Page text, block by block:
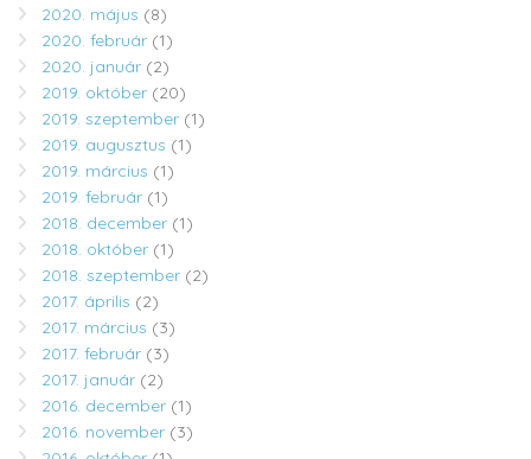
2020. május (8)
2020. február (1)
2020. január (2)
2019. október (20)
2019. szeptember (1)
2019. augusztus (1)
2019. március (1)
2019. február (1)
2018. december (1)
2018. október (1)
2018. szeptember (2)
2017. április (2)
2017. március (3)
2017. február (3)
2017. január (2)
2016. december (1)
2016. november (3)